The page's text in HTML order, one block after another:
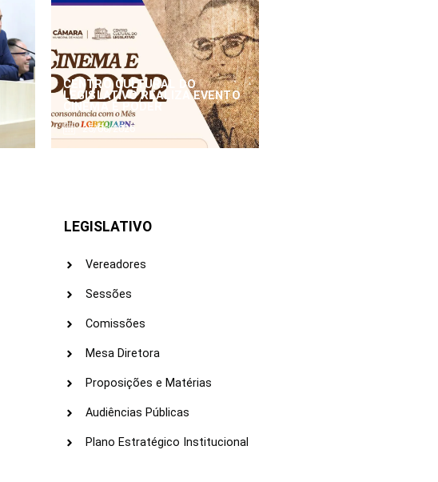
CENTRO CULTURAL DO
LEGISLATIVO REALIZA EVENTO
CINEMA E PODER
25/06/2026
LEGISLATIVO
Vereadores
Sessões
Comissões
Mesa Diretora
Proposições e Matérias
Audiências Públicas
Plano Estratégico Institucional